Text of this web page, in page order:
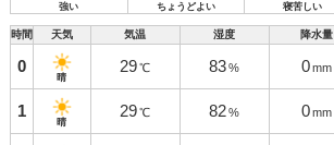
強い ちょうどよい 寝苦しい
時間 天気 気温 湿度 降水量
0
晴
29 ℃ 83 % 0 mm
1
晴
29 ℃ 82 % 0 mm